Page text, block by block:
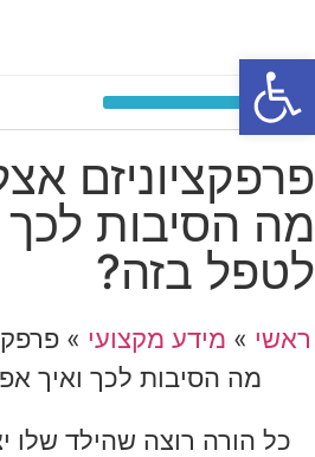
פרפקציוניזם
מה הסיבות
לטפל בזה?
ראשי » מידע מקצועי »
מה הסיבות לכך ואיך
כל הורה רוצה שהילד שלו
פתח סרגל נגישות